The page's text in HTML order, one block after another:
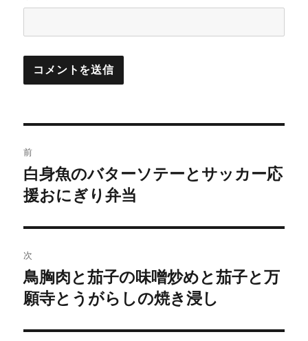
稿
ナ
ビ
ゲ
ー
シ
前
前
の
稿:
白身魚のバターソテーとサッカー応
援おにぎり弁当
次
次
の
稿:
鳥胸肉と茄子の味噌炒めと茄子と万
願寺とうがらしの焼き浸し